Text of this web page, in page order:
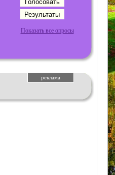
Показать все опросы
реклама